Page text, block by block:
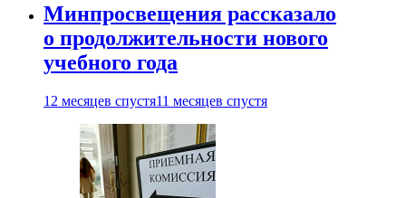
Минпросвещения рассказало
о продолжительности нового
учебного года
12 месяцев спустя11 месяцев спустя